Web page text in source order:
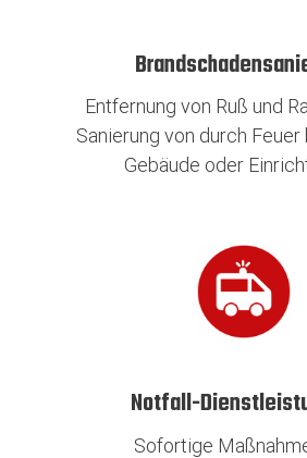
Entfernung von Ruß und
Sanierung von durch
Gebäude oder
Notfall-
Sofortige